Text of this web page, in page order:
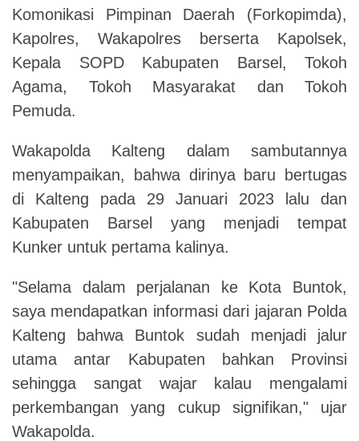
Komonikasi Pimpinan Daerah (Forkopimda),
Kapolres, Wakapolres berserta Kapolsek,
Kepala SOPD Kabupaten Barsel, Tokoh
Agama, Tokoh Masyarakat dan Tokoh
Pemuda.
Wakapolda Kalteng dalam sambutannya
menyampaikan, bahwa dirinya baru bertugas
di Kalteng pada 29 Januari 2023 lalu dan
Kabupaten Barsel yang menjadi tempat
Kunker untuk pertama kalinya.
"Selama dalam perjalanan ke Kota Buntok,
saya mendapatkan informasi dari jajaran Polda
Kalteng bahwa Buntok sudah menjadi jalur
utama antar Kabupaten bahkan Provinsi
sehingga sangat wajar kalau mengalami
perkembangan yang cukup signifikan," ujar
Wakapolda.